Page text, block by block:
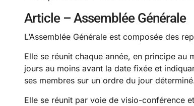
Article – Assemblée Générale
L’Assemblée Générale est composée des
Elle se réunit chaque année, en principe au
jours au moins avant la date fixée et
ses membres sur un ordre du jour
Elle se réunit par voie de visio-conférence